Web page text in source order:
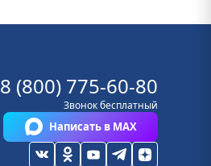
8 (800) 775-60-80
Звонок бесплатный
Написать в MAX